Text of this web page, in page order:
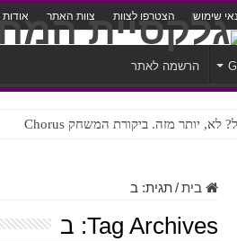
שימוש הצטרפו לצוות צוות האתר
הרשמה לאתר
בית / תגית: ב
Tag Archives: ב